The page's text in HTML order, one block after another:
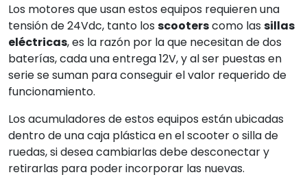
Los motores que usan estos equipos requieren una
tensión de 24Vdc, tanto los scooterscomo las sillas
eléctricas, es la razón por la que necesitan de dos
baterías, cada una entrega 12V, y al ser puestas en
serie se suman para conseguir el valor requerido de
funcionamiento.
Los acumuladores de estos equipos están ubicadas
dentro de una caja plástica en el scooter o silla de
ruedas, si desea cambiarlas debe desconectar y
retirarlas para poder incorporar las nuevas.